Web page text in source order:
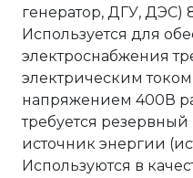
генератор, ДГУ, ДЭС)
Используется для
электроснабжения
электрическим
напряжением 400В
требуется
источник энергии
Используются в